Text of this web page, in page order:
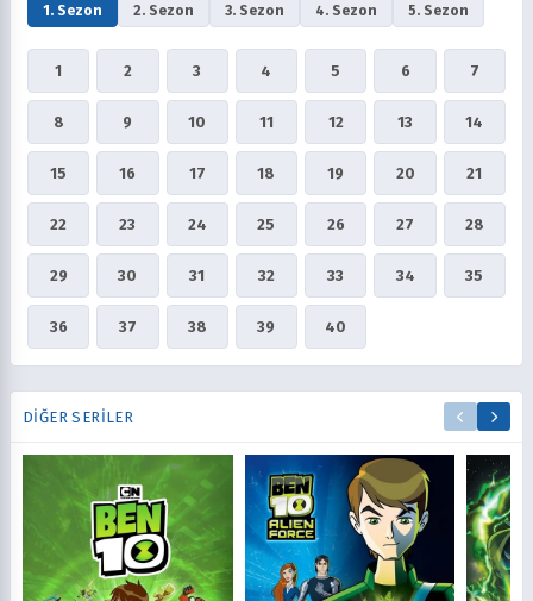
1. Sezon 2. Sezon 3. Sezon 4. Sezon 5. Sezon
1 2 3 4 5 6 7
8 9 10 11 12 13 14
15 16 17 18 19 20 21
22 23 24 25 26 27 28
29 30 31 32 33 34 35
36 37 38 39 40
DIĞER SERILER